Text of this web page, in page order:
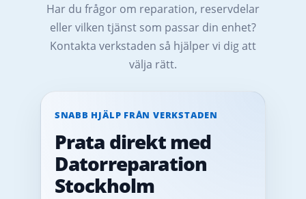
Har du frågor om reparation, reservdelar
eller vilken tjänst som passar din enhet?
Kontakta verkstaden så hjälper vi dig att
välja rätt.
SNABB HJÄLP FRÅN VERKSTADEN
Prata direkt med
Datorreparation
Stockholm